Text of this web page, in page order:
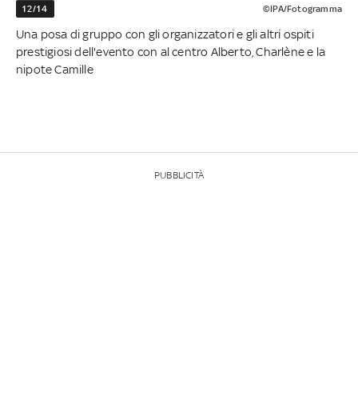
12/14 ©IPA/Fotogramma
Una posa di gruppo con gli organizzatori e gli altri ospiti
prestigiosi dell'evento con al centro Alberto, Charlène e la
nipote Camille
PUBBLICITÀ